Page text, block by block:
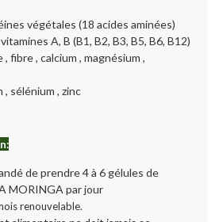
végétales (18 acides aminées)
A, B (B1, B2, B3, B5, B6, B12)
fibre , calcium , magnésium ,
, sélénium , zinc
de prendre 4 à 6 gélules de
MORINGA par jour
renouvelable.